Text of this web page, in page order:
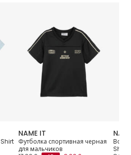
NAME IT
Футболка спортивная черная
для мальчиков
Baby
Shirt